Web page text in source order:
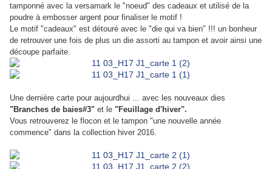
tamponné avec la versamark le "noeud" des cadeaux et utilisé de la
poudre à embosser argent pour finaliser le motif !
Le motif "cadeaux" est détouré avec le "die qui va bien" !!! un bonheur
de retrouver une fois de plus un die assorti au tampon et avoir ainsi une
découpe parfaite.
Une dernière carte pour aujourdhui ... avec les nouveaux dies
"Branches de baies#3" et le "Feuillage d'hiver".
Vous retrouverez le flocon et le tampon "une nouvelle année
commence" dans la collection hiver 2016.